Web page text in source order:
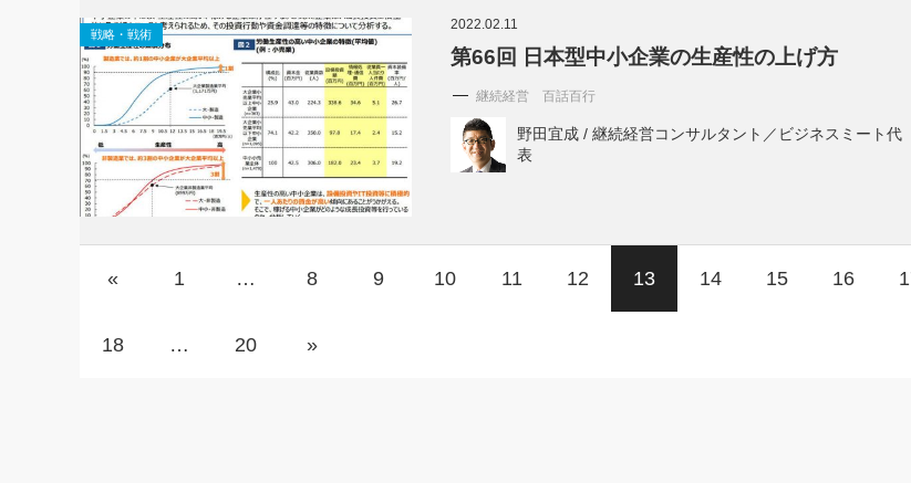
戦略・戦術
2022.02.11
第66回 日本型中小企業の生産性の上げ方
継続経営 百話百行
野田宜成 / 継続経営コンサルタント／ビジネスミート代
表
« 1 … 8 9 10 11 12 13 14 15 16
18 … 20 »